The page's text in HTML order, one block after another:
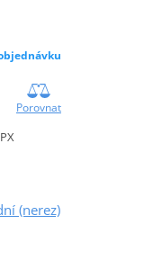
Porovnat
(nerez)